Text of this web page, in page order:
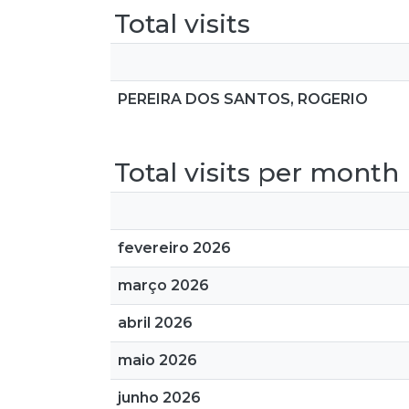
Total visits
PEREIRA DOS SANTOS, ROGERIO
Total visits per month
fevereiro 2026
março 2026
abril 2026
maio 2026
junho 2026